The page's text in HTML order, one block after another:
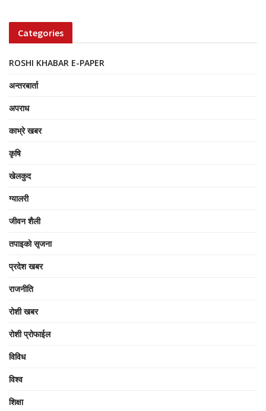
Categories
ROSHI KHABAR E-PAPER
अन्तरबार्ता
अपराध
काभ्रे खबर
कृषि
खेलकुद
ग्यालरी
जीवन शैली
तपाइको सृजना
प्रदेश खबर
राजनीति
रोशी खबर
रोशी प्रोफाईल
विविध
विश्व
शिक्षा